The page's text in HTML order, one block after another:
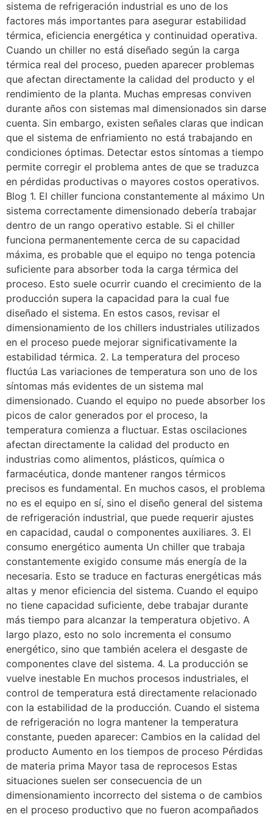
sistema de refrigeración industrial es uno de los
factores más importantes para asegurar estabilidad
térmica, eficiencia energética y continuidad operativa.
Cuando un chiller no está diseñado según la carga
térmica real del proceso, pueden aparecer problemas
que afectan directamente la calidad del producto y el
rendimiento de la planta. Muchas empresas conviven
durante años con sistemas mal dimensionados sin darse
cuenta. Sin embargo, existen señales claras que indican
que el sistema de enfriamiento no está trabajando en
condiciones óptimas. Detectar estos síntomas a tiempo
permite corregir el problema antes de que se traduzca
en pérdidas productivas o mayores costos operativos.
Blog 1. El chiller funciona constantemente al máximo Un
sistema correctamente dimensionado debería trabajar
dentro de un rango operativo estable. Si el chiller
funciona permanentemente cerca de su capacidad
máxima, es probable que el equipo no tenga potencia
suficiente para absorber toda la carga térmica del
proceso. Esto suele ocurrir cuando el crecimiento de la
producción supera la capacidad para la cual fue
diseñado el sistema. En estos casos, revisar el
dimensionamiento de los chillers industriales utilizados
en el proceso puede mejorar significativamente la
estabilidad térmica. 2. La temperatura del proceso
fluctúa Las variaciones de temperatura son uno de los
síntomas más evidentes de un sistema mal
dimensionado. Cuando el equipo no puede absorber los
picos de calor generados por el proceso, la
temperatura comienza a fluctuar. Estas oscilaciones
afectan directamente la calidad del producto en
industrias como alimentos, plásticos, química o
farmacéutica, donde mantener rangos térmicos
precisos es fundamental. En muchos casos, el problema
no es el equipo en sí, sino el diseño general del sistema
de refrigeración industrial, que puede requerir ajustes
en capacidad, caudal o componentes auxiliares. 3. El
consumo energético aumenta Un chiller que trabaja
constantemente exigido consume más energía de la
necesaria. Esto se traduce en facturas energéticas más
altas y menor eficiencia del sistema. Cuando el equipo
no tiene capacidad suficiente, debe trabajar durante
más tiempo para alcanzar la temperatura objetivo. A
largo plazo, esto no solo incrementa el consumo
energético, sino que también acelera el desgaste de
componentes clave del sistema. 4. La producción se
vuelve inestable En muchos procesos industriales, el
control de temperatura está directamente relacionado
con la estabilidad de la producción. Cuando el sistema
de refrigeración no logra mantener la temperatura
constante, pueden aparecer: Cambios en la calidad del
producto Aumento en los tiempos de proceso Pérdidas
de materia prima Mayor tasa de reprocesos Estas
situaciones suelen ser consecuencia de un
dimensionamiento incorrecto del sistema o de cambios
en el proceso productivo que no fueron acompañados